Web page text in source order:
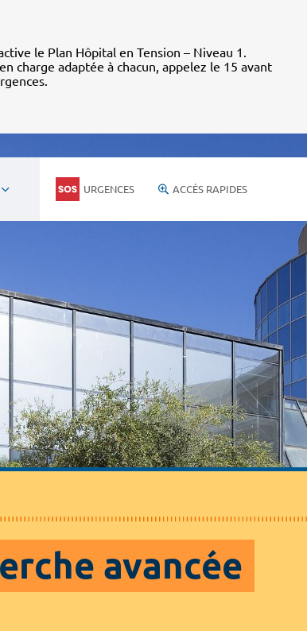
le Plan Hôpital en Tension – Niveau 1.
charge adaptée à chacun, appelez le 15 avant
URGENCES ACCÈS RAPIDES
avancée